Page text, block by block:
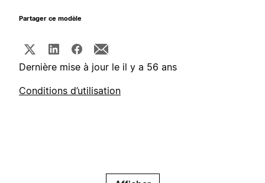
Partager ce modèle
Dernière mise à jour le il y a 56 ans
Conditions d’utilisation